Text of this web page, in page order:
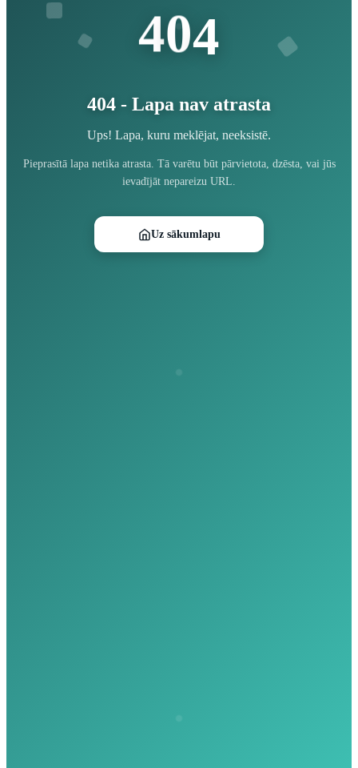
404
404 - Lapa nav atrasta
Ups! Lapa, kuru meklējat, neeksistē.
Pieprasītā lapa netika atrasta. Tā varētu būt pārvietota, dzēsta, vai jūs
ievadījāt nepareizu URL.
Uz sākumlapu